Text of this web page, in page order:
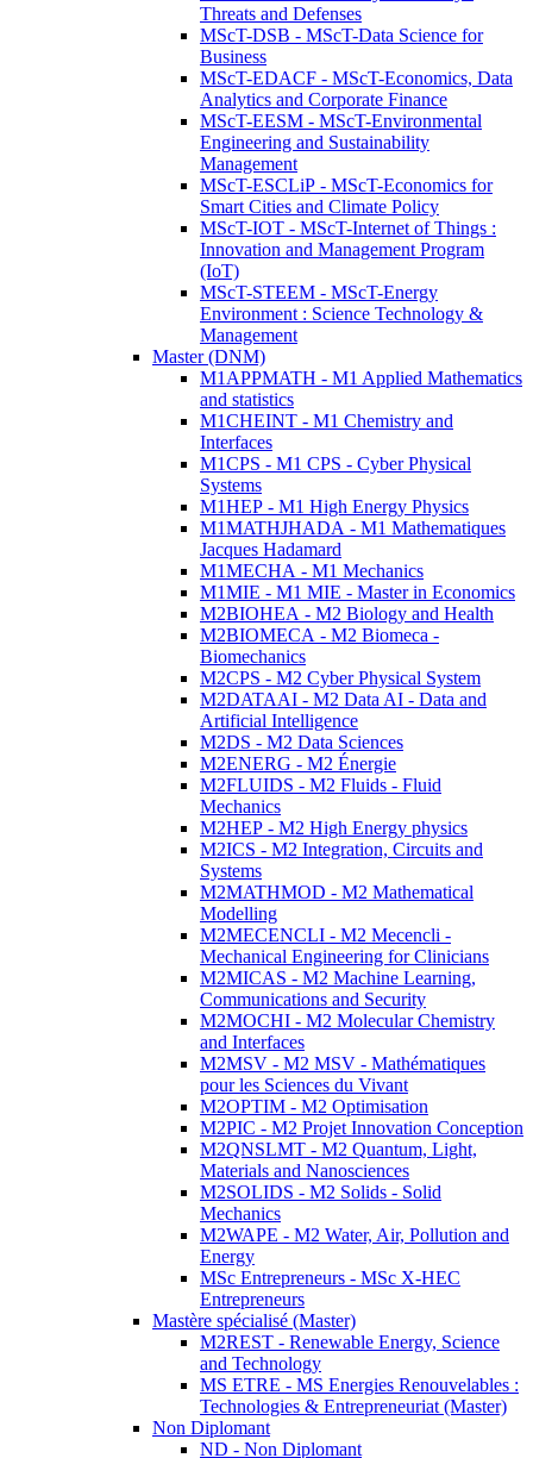
Threats and Defenses
MScT-DSB - MScT-Data Science for
Business
MScT-EDACF - MScT-Economics, Data
Analytics and Corporate Finance
MScT-EESM - MScT-Environmental
Engineering and Sustainability
Management
MScT-ESCLiP - MScT-Economics for
Smart Cities and Climate Policy
MScT-IOT - MScT-Internet of Things :
Innovation and Management Program
(IoT)
MScT-STEEM - MScT-Energy
Environment : Science Technology &
Management
Master (DNM)
M1APPMATH - M1 Applied Mathematics
and statistics
M1CHEINT - M1 Chemistry and
Interfaces
M1CPS - M1 CPS - Cyber Physical
Systems
M1HEP - M1 High Energy Physics
M1MATHJHADA - M1 Mathematiques
Jacques Hadamard
M1MECHA - M1 Mechanics
M1MIE - M1 MIE - Master in Economics
M2BIOHEA - M2 Biology and Health
M2BIOMECA - M2 Biomeca -
Biomechanics
M2CPS - M2 Cyber Physical System
M2DATAAI - M2 Data AI - Data and
Artificial Intelligence
M2DS - M2 Data Sciences
M2ENERG - M2 Énergie
M2FLUIDS - M2 Fluids - Fluid
Mechanics
M2HEP - M2 High Energy physics
M2ICS - M2 Integration, Circuits and
Systems
M2MATHMOD - M2 Mathematical
Modelling
M2MECENCLI - M2 Mecencli -
Mechanical Engineering for Clinicians
M2MICAS - M2 Machine Learning,
Communications and Security
M2MOCHI - M2 Molecular Chemistry
and Interfaces
M2MSV - M2 MSV - Mathématiques
pour les Sciences du Vivant
M2OPTIM - M2 Optimisation
M2PIC - M2 Projet Innovation Conception
M2QNSLMT - M2 Quantum, Light,
Materials and Nanosciences
M2SOLIDS - M2 Solids - Solid
Mechanics
M2WAPE - M2 Water, Air, Pollution and
Energy
MSc Entrepreneurs - MSc X-HEC
Entrepreneurs
Mastère spécialisé (Master)
M2REST - Renewable Energy, Science
and Technology
MS ETRE - MS Energies Renouvelables :
Technologies & Entrepreneuriat (Master)
Non Diplomant
ND - Non Diplomant